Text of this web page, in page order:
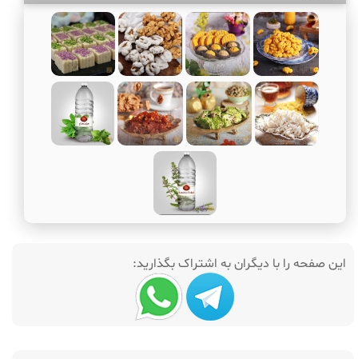
این صفحه را با دیگران به اشتراک بگذارید: